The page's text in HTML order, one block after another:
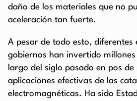
daño de los materiales que no
aceleración tan fuerte.
A pesar de todo esto, diferentes
gobiernos han invertido
largo del siglo pasado en pos de
aplicaciones efectivas de las
electromagnéticas. Ha sido